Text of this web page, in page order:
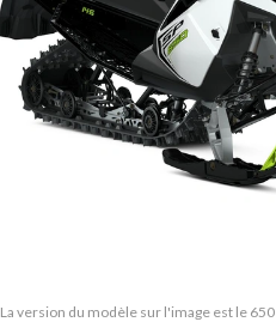
La version du modèle sur l'image est le